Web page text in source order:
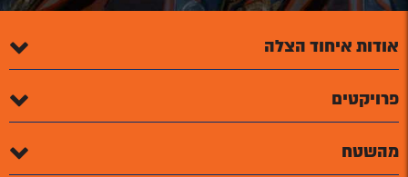
אודות איחוד הצלה
פרויקטים
מהשטח